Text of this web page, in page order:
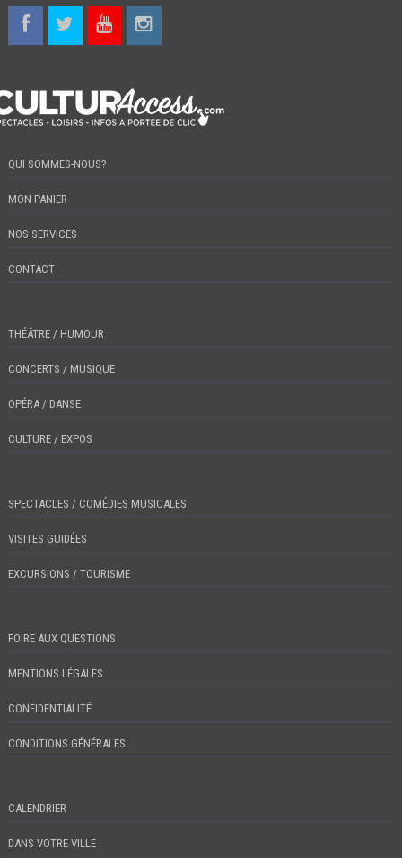
QUI SOMMES-NOUS?
MON PANIER
NOS SERVICES
CONTACT
THÉÂTRE / HUMOUR
CONCERTS / MUSIQUE
OPÉRA / DANSE
CULTURE / EXPOS
SPECTACLES / COMÉDIES MUSICALES
VISITES GUIDÉES
EXCURSIONS / TOURISME
FOIRE AUX QUESTIONS
MENTIONS LÉGALES
CONFIDENTIALITÉ
CONDITIONS GÉNÉRALES
CALENDRIER
DANS VOTRE VILLE